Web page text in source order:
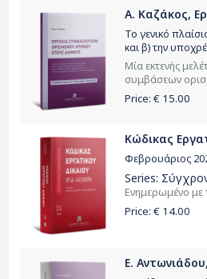
Α. Καζάκος,
Το γενικό
και β) την
Μία εκτενής
συμβάσεων
Price: € 15.00
Κώδικας
Φεβρουάριος
Series:
Ενημερωμένο με
Price: € 14.00
Ε.